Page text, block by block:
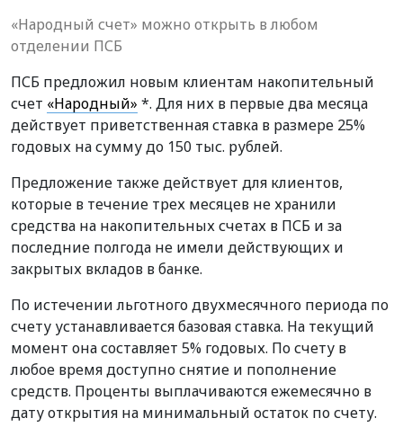
«Народный счет» можно открыть в любом
отделении ПСБ
ПСБ предложил новым клиентам накопительный
счет «Народный» *. Для них в первые два месяца
действует приветственная ставка в размере 25%
годовых на сумму до 150 тыс. рублей.
Предложение также действует для клиентов,
которые в течение трех месяцев не хранили
средства на накопительных счетах в ПСБ и за
последние полгода не имели действующих и
закрытых вкладов в банке.
По истечении льготного двухмесячного периода по
счету устанавливается базовая ставка. На текущий
момент она составляет 5% годовых. По счету в
любое время доступно снятие и пополнение
средств. Проценты выплачиваются ежемесячно в
дату открытия на минимальный остаток по счету.